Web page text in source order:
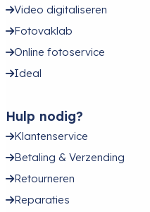
Video digitaliseren
Fotovaklab
Online fotoservice
Ideal
Hulp nodig?
Klantenservice
Betaling & Verzending
Retourneren
Reparaties